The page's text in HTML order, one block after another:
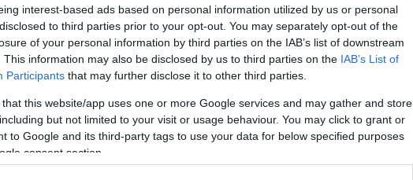
interest-based ads based on personal information utilized by us or personal
to third parties prior to your opt-out. You may separately opt-out of the
of your personal information by third parties on the IAB’s list of downstream
This information may also be disclosed by us to third parties on the IAB’s List of
Participants that may further disclose it to other third parties.
that this website/app uses one or more Google services and may gather and store
but not limited to your visit or usage behaviour. You may click to grant or
to Google and its third-party tags to use your data for below specified purposes
consent section.